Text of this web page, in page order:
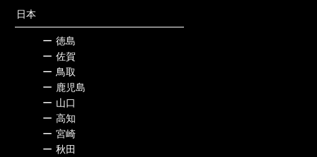
日本
ー 徳島
ー 佐賀
ー 鳥取
ー 鹿児島
ー 山口
ー 高知
ー 宮崎
ー 秋田